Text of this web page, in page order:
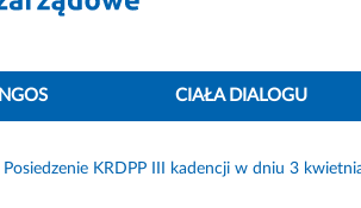
NGOS CIAŁA DIALOGU
Posiedzenie KRDPP III kadencji w dniu 3